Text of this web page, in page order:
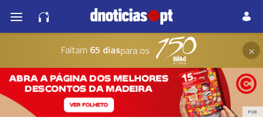
Faltam 65 diaspara os ×
PUB